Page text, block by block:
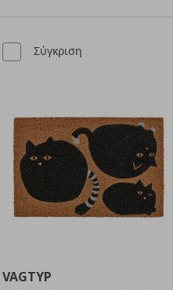
Σύγκριση
VAGTYP